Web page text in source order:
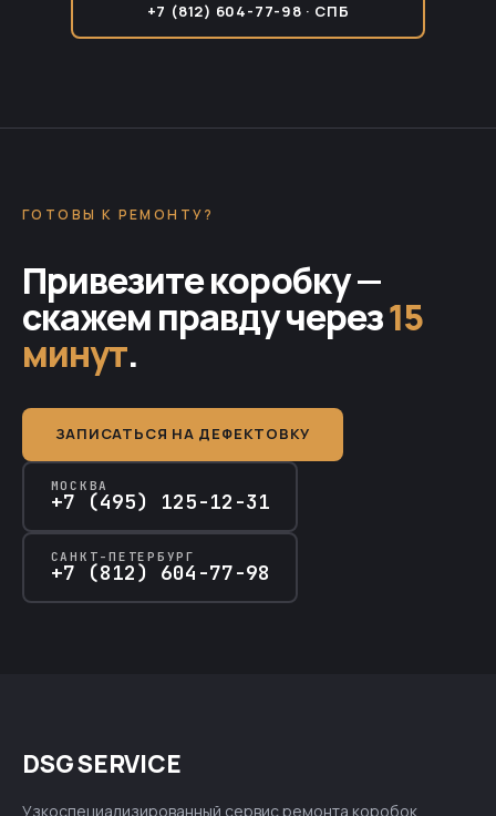
+7 (812) 604-77-98 · СПБ
ГОТОВЫ К РЕМОНТУ?
Привезите коробку —
скажем правду через15
минут.
ЗАПИСАТЬСЯ НА ДЕФЕКТОВКУ
МОСКВА
+7 (495) 125-12-31
САНКТ-ПЕТЕРБУРГ
+7 (812) 604-77-98
DSG SERVICE
Узкоспециализированный сервис ремонта коробок